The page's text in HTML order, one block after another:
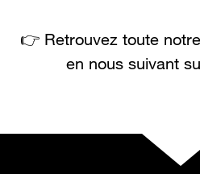
👉 Retrouvez toute
en nous suivant